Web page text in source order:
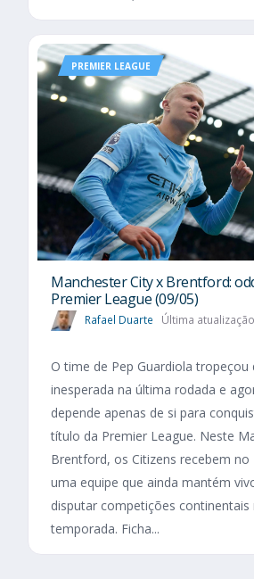
PREMIER LEAGUE
Manchester City x Brentford:
Premier League (09/05)
Rafael Duarte Última
O time de Pep Guardiola tropeçou
inesperada na última rodada e
depende apenas de si para
título da Premier League. Neste
Brentford, os Citizens recebem no
uma equipe que ainda mantém
disputar competições continentais
temporada. Ficha...